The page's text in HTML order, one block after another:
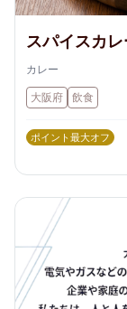
スパイスカ
カレー
大阪府 飲食
ポイント最大オフ